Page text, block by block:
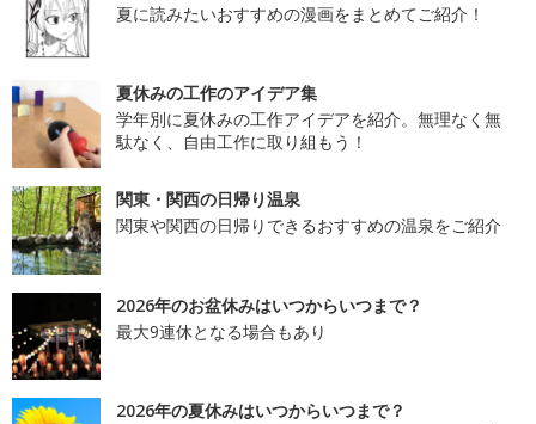
夏に読みたいおすすめの漫画をまとめてご紹介！
夏休みの工作のアイデア集
学年別に夏休みの工作アイデアを紹介。無理なく無
駄なく、自由工作に取り組もう！
関東・関西の日帰り温泉
関東や関西の日帰りできるおすすめの温泉をご紹介
2026年のお盆休みはいつからいつまで？
最大9連休となる場合もあり
2026年の夏休みはいつからいつまで？